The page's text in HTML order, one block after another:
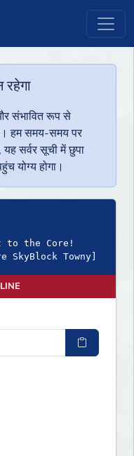
संभावित रूप से
हम समय-समय पर
सर्वर सूची में छुपा
योग्य होगा।
to the Core!
SkyBlock Towny]